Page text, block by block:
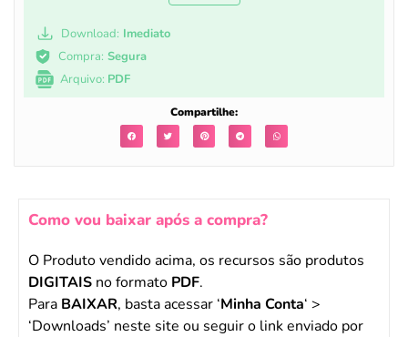
Download: Imediato
Compra: Segura
Arquivo: PDF
Compartilhe:
Como vou baixar após a compra?
O Produto vendido acima, os recursos são produtos
DIGITAIS no formato PDF.
Para BAIXAR, basta acessar ‘Minha Conta‘ >
‘Downloads’ neste site ou seguir o link enviado por